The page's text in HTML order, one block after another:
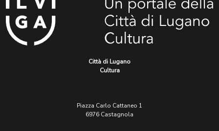
Città di Lugano
Cultura
Piazza Carlo Cattaneo 1
6976 Castagnola